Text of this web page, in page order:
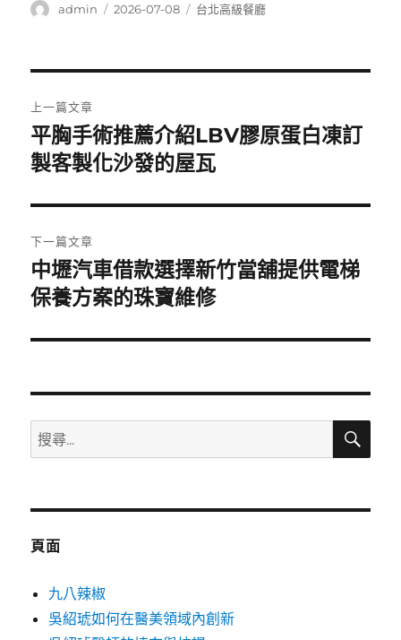
作
admin
發
2026-07-08
分
台北高級餐廳
章
導
覽
上一篇文章
上
一
文
章:
平胸手術推薦介紹LBV膠原蛋白凍訂
製客製化沙發的屋瓦
下一篇文章
下
一
文
中壢汽車借款選擇新竹當舖提供電梯
保養方案的珠寶維修
搜
尋
鍵
搜
頁面
九八辣椒
吳紹琥如何在醫美領域內創新